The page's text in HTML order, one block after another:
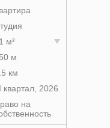
м²
м
км
квартал, 2026
на